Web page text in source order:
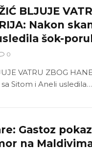
BLJUJE
Nakon
šok-
0
VATRU ZBOG
Sitom i Aneli usledila…
Gastoz
na